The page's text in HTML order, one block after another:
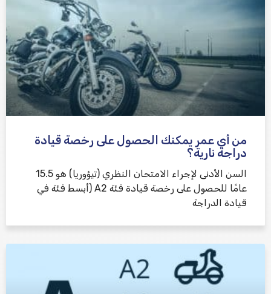
من أي عمر يمكنك الحصول على رخصة قيادة
دراجة نارية؟
السن الأدنى لإجراء الامتحان النظري (تيؤوريا) هو 15.5
عامًا للحصول على رخصة قيادة فئة A2 (أبسط فئة في
قيادة الدراجة